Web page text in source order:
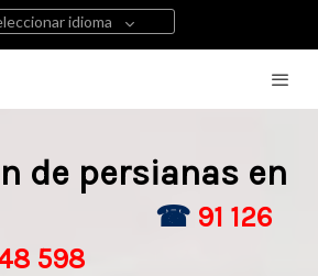
idioma
de persianas en
☎ 91 126
598